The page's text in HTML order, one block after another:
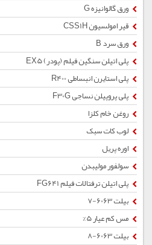
ورق گالوانیزه G
قیر امولسیون CSS1H
ورق سرد B
پلی اتیلن سنگین فیلم (پودر) EX5
پلی استایرن انبساطی R400
پلی پروپیلن نساجی F30G
روغن خام کلزا
لوب کات سبک
اوره پریل
سولفور مولیبدن
پلی اتیلن ترفتالات فیلم FG641
بیلت 6063-7
مس کم عیار 5%
بیلت 6063-8